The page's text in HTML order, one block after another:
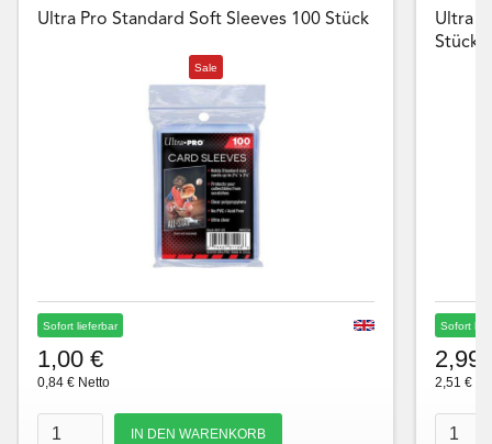
Ultra Pro Standard Soft Sleeves 100 Stück
Sale
Sofort lieferbar
1,00 €
0,84 € Netto
Ultra
Stück
Sofort
2,99
2,51 €